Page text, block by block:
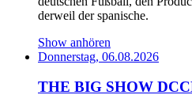
derweil der spanische.
Show anhören
Donnerstag, 06.08.2026
THE BIG SHOW